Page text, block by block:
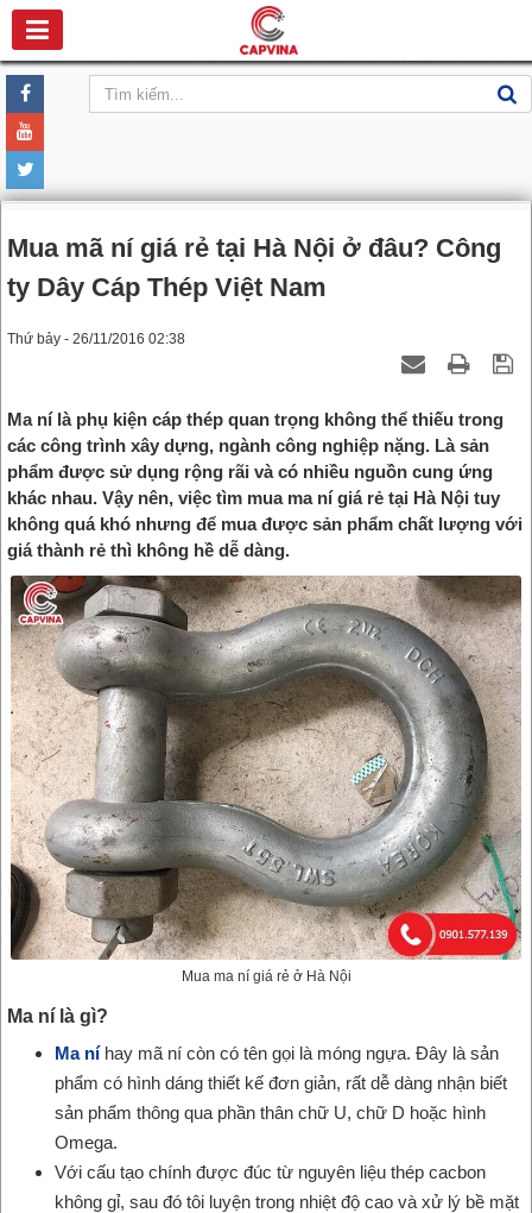
Mua mã ní giá rẻ tại Hà Nội ở đâu? Công
ty Dây Cáp Thép Việt Nam
Thứ bảy - 26/11/2016 02:38
Ma ní là phụ kiện cáp thép quan trọng không thể thiếu trong
các công trình xây dựng, ngành công nghiệp nặng. Là sản
phẩm được sử dụng rộng rãi và có nhiều nguồn cung ứng
khác nhau. Vậy nên, việc tìm mua ma ní giá rẻ tại Hà Nội tuy
không quá khó nhưng để mua được sản phẩm chất lượng với
giá thành rẻ thì không hề dễ dàng.
Mua ma ní giá rẻ ở Hà Nội
Ma ní là gì?
Ma níhay mã ní còn có tên gọi là móng ngựa. Đây là sản
phẩm có hình dáng thiết kế đơn giản, rất dễ dàng nhận biết
sản phẩm thông qua phần thân chữ U, chữ D hoặc hình
Omega.
Với cấu tạo chính được đúc từ nguyên liệu thép cacbon
không gỉ, sau đó tôi luyện trong nhiệt độ cao và xử lý bề mặt